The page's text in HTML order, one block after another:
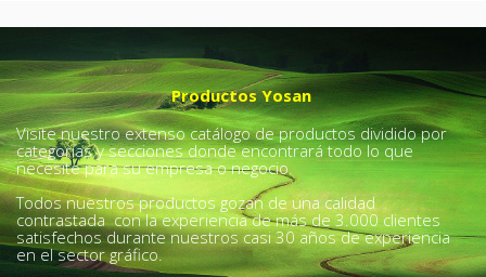
Productos Yosan
Visite nuestro extenso catálogo de productos dividido por
categorías y secciones donde encontrará todo lo que
necesite para su empresa o negocio.
Todos nuestros productos gozan de una calidad
contrastada con la experiencia de más de 3.000 clientes
satisfechos durante nuestros casi 30 años de experiencia
en el sector gráfico.